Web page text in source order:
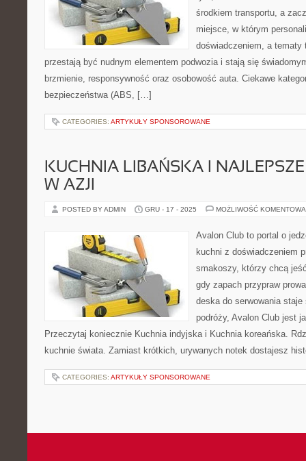
środkiem transportu, a
miejsce, w którym
doświadczeniem, a
przestają być nudnym elementem podwozia i stają się
brzmienie, responsywność oraz osobowość auta. Ciekawe
bezpieczeństwa (ABS, […]
CATEGORIES: ARTYKUŁY SPONSOROWANE
KUCHNIA LIBAŃSKA I NAJLEPSZE
W AZJI
POSTED BY ADMIN GRU - 17 - 2025 MOŻLIWOŚĆ
Avalon Club to portal o
kuchni z doświadczeniem
smakoszy, którzy chcą
gdy zapach przypraw
deska do serwowania
podróży, Avalon Club jest
Przeczytaj koniecznie Kuchnia indyjska i Kuchnia koreańska.
kuchnie świata. Zamiast krótkich, urywanych notek dostajesz
CATEGORIES: ARTYKUŁY SPONSOROWANE